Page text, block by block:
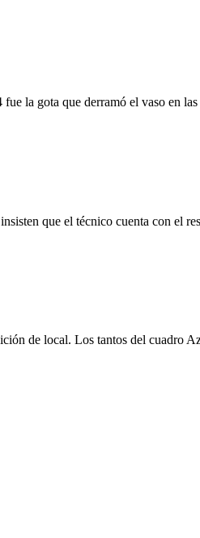
la gota que derramó el vaso en
que el técnico cuenta con el
de local. Los tantos del cuadro